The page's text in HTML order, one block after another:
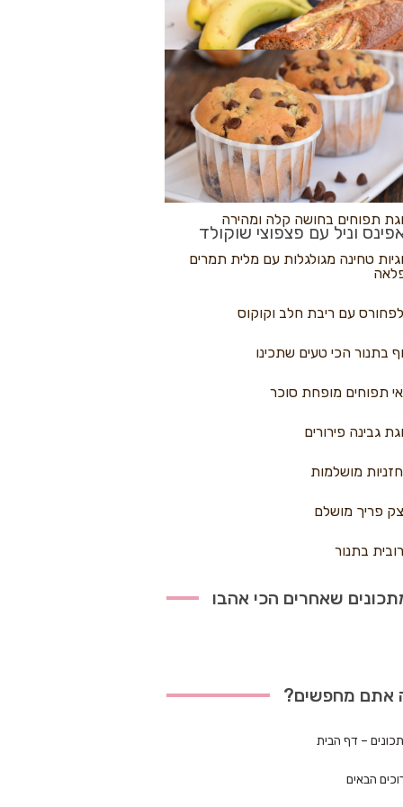
פיצה
בננות
וניל עם פצפוצי שוקולד
נקראים
תפוחים בחושה קלה ומהירה
טחינה מגולגלות עם מלית תמרים
עם ריבת חלב וקוקוס
בתנור הכי טעים שתכינו
תפוחים מופחת סוכר
גבינה פירורים
מושלמות
פריך מושלם
בתנור
שאחרים הכי אהבו
אתם מחפשים?
– דף הבית
הבאים